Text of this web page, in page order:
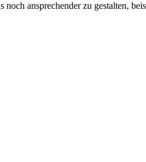
ansprechender zu gestalten,